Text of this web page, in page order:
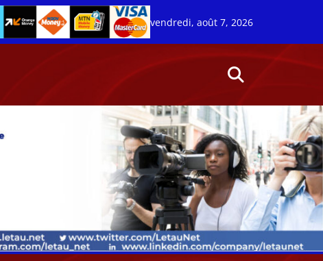
vendredi, août 7, 2026